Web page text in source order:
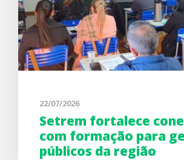
22/07/2026
Setrem fortalece
com formação para
públicos da região